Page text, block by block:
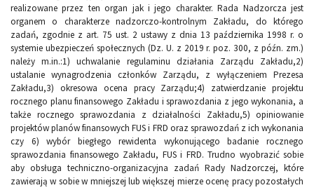
realizowane przez ten organ jak i jego charakter. Rada Nadzorcza jest
organem o charakterze nadzorczo-kontrolnym Zakładu, do którego
zadań, zgodnie z art. 75 ust. 2 ustawy z dnia 13 października 1998 r. o
systemie ubezpieczeń społecznych (Dz. U. z 2019 r. poz. 300, z późn. zm.)
należy m.in.:1) uchwalanie regulaminu działania Zarządu Zakładu,2)
ustalanie wynagrodzenia członków Zarządu, z wyłączeniem Prezesa
Zakładu,3) okresowa ocena pracy Zarządu;4) zatwierdzanie projektu
rocznego planu finansowego Zakładu i sprawozdania z jego wykonania, a
także rocznego sprawozdania z działalności Zakładu,5) opiniowanie
projektów planów finansowych FUS i FRD oraz sprawozdań z ich wykonania
czy 6) wybór biegłego rewidenta wykonującego badanie rocznego
sprawozdania finansowego Zakładu, FUS i FRD. Trudno wyobrazić sobie
aby obsługa techniczno-organizacyjna zadań Rady Nadzorczej, które
zawierają w sobie w mniejszej lub większej mierze ocenę pracy pozostałych